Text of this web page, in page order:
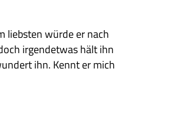
lieb­sten würde er nach
irgend­et­was hält ihn
ihn. Kennt er mich